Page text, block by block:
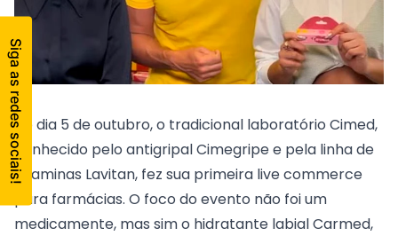
No dia 5 de outubro, o tradicional laboratório Cimed,
conhecido pelo antigripal Cimegripe e pela linha de
vitaminas Lavitan, fez sua primeira live commerce
para farmácias. O foco do evento não foi um
medicamente, mas sim o hidratante labial Carmed,